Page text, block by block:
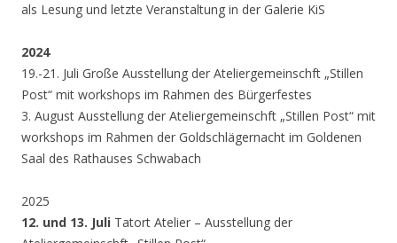
als Lesung und letzte Veranstaltung in der Galerie KiS
2024
19.-21. Juli Große Ausstellung der Ateliergemeinschft „Stillen
Post“ mit workshops im Rahmen des Bürgerfestes
3. August Ausstellung der Ateliergemeinschft „Stillen Post“ mit
workshops im Rahmen der Goldschlägernacht im Goldenen
Saal des Rathauses Schwabach
2025
12. und 13. Juli Tatort Atelier – Ausstellung der